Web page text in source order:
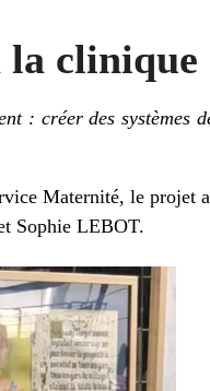
la clinique
: créer des systèmes
Maternité, le projet
Sophie LEBOT.